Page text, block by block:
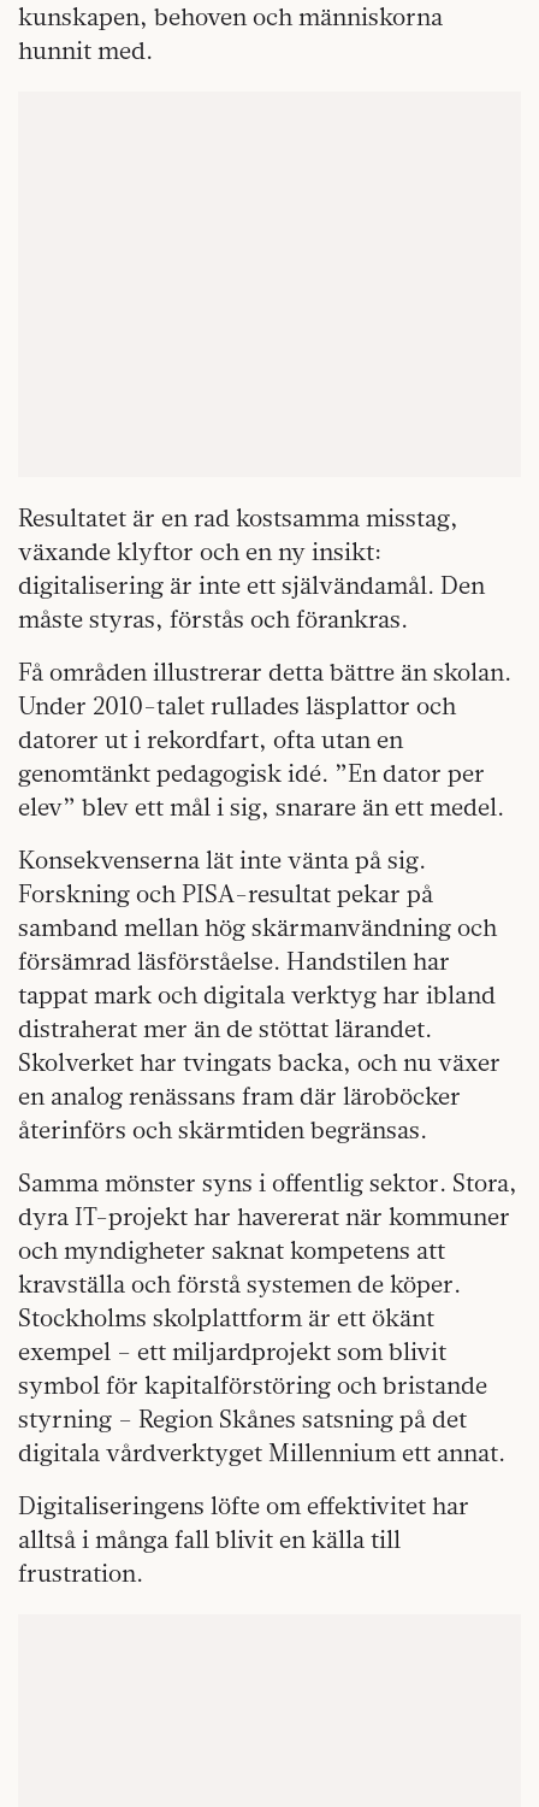
kunskapen, behoven och människorna
hunnit med.
Resultatet är en rad kostsamma misstag,
växande klyftor och en ny insikt:
digitalisering är inte ett självändamål. Den
måste styras, förstås och förankras.
Få områden illustrerar detta bättre än skolan.
Under 2010-talet rullades läsplattor och
datorer ut i rekordfart, ofta utan en
genomtänkt pedagogisk idé. ”En dator per
elev” blev ett mål i sig, snarare än ett medel.
Konsekvenserna lät inte vänta på sig.
Forskning och PISA-resultat pekar på
samband mellan hög skärmanvändning och
försämrad läsförståelse. Handstilen har
tappat mark och digitala verktyg har ibland
distraherat mer än de stöttat lärandet.
Skolverket har tvingats backa, och nu växer
en analog renässans fram där läroböcker
återinförs och skärmtiden begränsas.
Samma mönster syns i offentlig sektor. Stora,
dyra IT-projekt har havererat när kommuner
och myndigheter saknat kompetens att
kravställa och förstå systemen de köper.
Stockholms skolplattform är ett ökänt
exempel – ett miljardprojekt som blivit
symbol för kapitalförstöring och bristande
styrning – Region Skånes satsning på det
digitala vårdverktyget Millennium ett annat.
Digitaliseringens löfte om effektivitet har
alltså i många fall blivit en källa till
frustration.